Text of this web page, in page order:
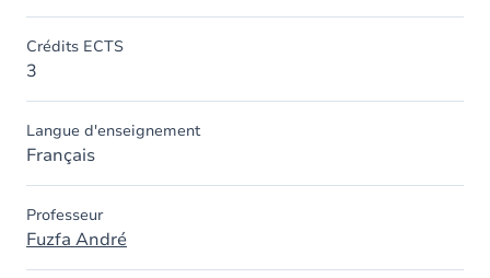
Crédits ECTS
3
Langue d'enseignement
Français
Professeur
Fuzfa André